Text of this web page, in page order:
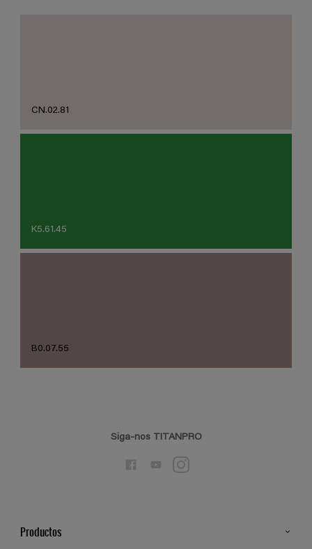
CN.02.81
K5.61.45
B0.07.55
Siga-nos TITANPRO
Productos